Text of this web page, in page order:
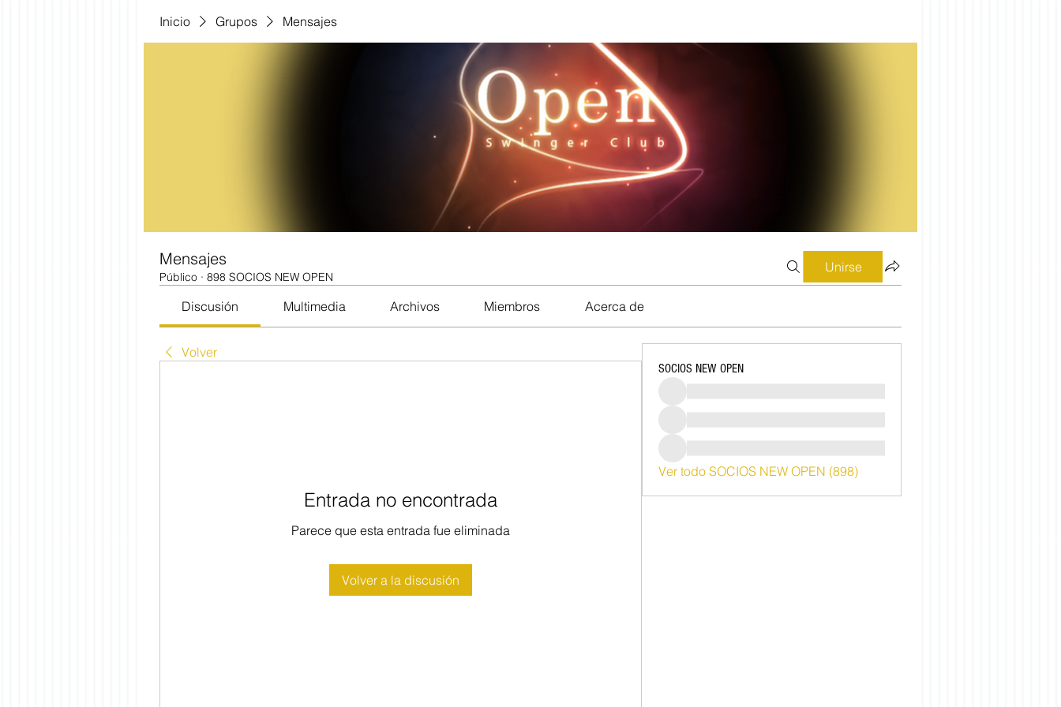
Inicio Grupos Mensajes
Mensajes
Público · 898 SOCIOS NEW OPEN
Unirse
Discusión Multimedia Archivos Miembros Acerca de
Volver
Entrada no encontrada
Parece que esta entrada fue eliminada
Volver a la discusión
SOCIOS NEW OPEN
Ver todo SOCIOS NEW OPEN (898)